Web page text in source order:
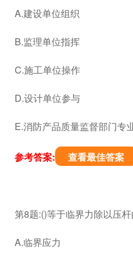
A.建设单位组织
B.监理单位指挥
C.施工单位操作
D.设计单位参与
E.消防产品质量监督部门专
参考答案: 查看最佳答案
第8题:()等于临界力除以压杆
A.临界应力